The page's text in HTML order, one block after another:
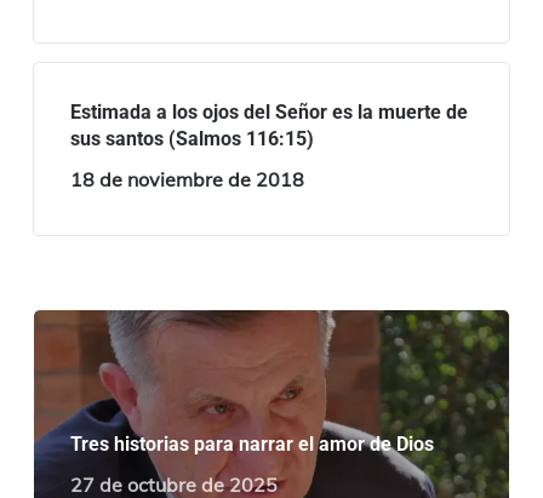
Estimada a los ojos del Señor es la muerte de
sus santos (Salmos 116:15)
18 de noviembre de 2018
Tres historias para narrar el amor de Dios
27 de octubre de 2025